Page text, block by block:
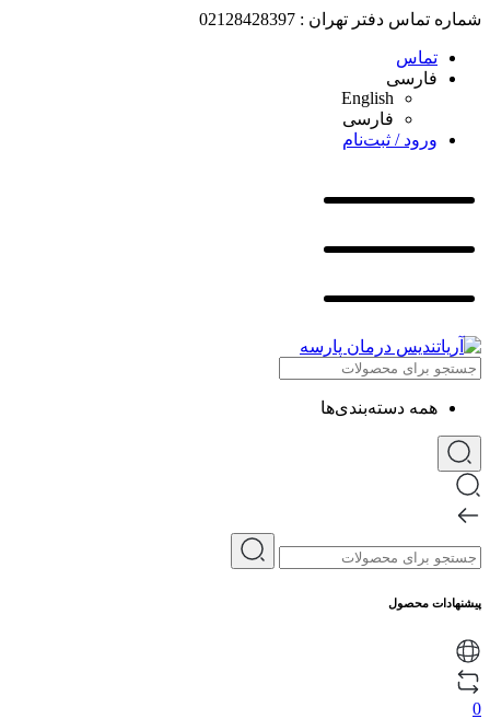
شماره تماس دفتر تهران : 02128428397
تماس
فارسی
English
فارسی
ورود / ثبت‌نام
همه دسته‌بندی‌ها
پیشنهادات محصول
0